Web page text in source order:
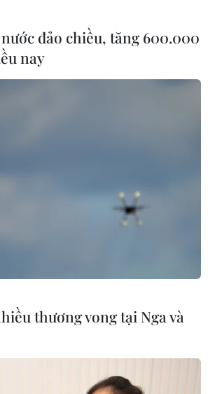
đảo chiều, tăng 600.000
nay
thương vong tại Nga và